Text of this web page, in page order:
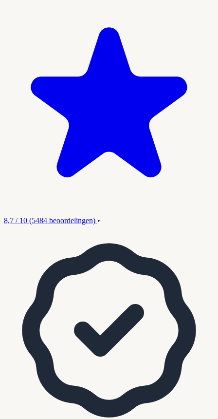
8,7 / 10 (5484 beoordelingen) •